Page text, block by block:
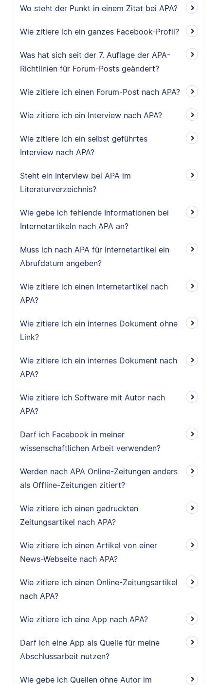
Wo steht der Punkt in einem Zitat bei APA?
Wie zitiere ich ein ganzes Facebook-Profil?
Was hat sich seit der 7. Auflage der APA-
Richtlinien für Forum-Posts geändert?
Wie zitiere ich einen Forum-Post nach APA?
Wie zitiere ich ein Interview nach APA?
Wie zitiere ich ein selbst geführtes
Interview nach APA?
Steht ein Interview bei APA im
Literaturverzeichnis?
Wie gebe ich fehlende Informationen bei
Internetartikeln nach APA an?
Muss ich nach APA für Internetartikel ein
Abrufdatum angeben?
Wie zitiere ich einen Internetartikel nach
APA?
Wie zitiere ich ein internes Dokument ohne
Link?
Wie zitiere ich ein internes Dokument nach
APA?
Wie zitiere ich Software mit Autor nach
APA?
Darf ich Facebook in meiner
wissenschaftlichen Arbeit verwenden?
Werden nach APA Online-Zeitungen anders
als Offline-Zeitungen zitiert?
Wie zitiere ich einen gedruckten
Zeitungsartikel nach APA?
Wie zitiere ich einen Artikel von einer
News-Webseite nach APA?
Wie zitiere ich einen Online-Zeitungsartikel
nach APA?
Wie zitiere ich eine App nach APA?
Darf ich eine App als Quelle für meine
Abschlussarbeit nutzen?
Wie gebe ich Quellen ohne Autor im